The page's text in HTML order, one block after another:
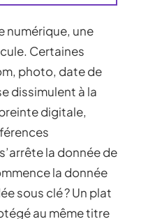
numérique, une
Certaines
photo, date de
dissimulent à la
digitale,
la donnée de
la donnée
sous clé ? Un plat
au même titre